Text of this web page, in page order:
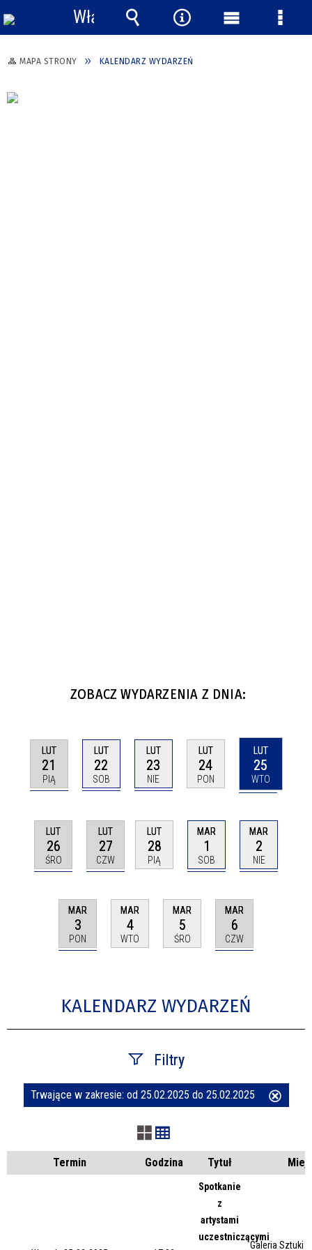
MAPA STRONY KALENDARZ WYDARZEŃ
ZOBACZ WYDARZENIA Z DNIA:
LUT
21
PIĄ
LUT
22
SOB
LUT
23
NIE
LUT
24
PON
LUT
25
WTO
LUT
26
ŚRO
LUT
27
CZW
LUT
28
PIĄ
MAR
1
SOB
MAR
2
NIE
MAR
3
PON
MAR
4
WTO
MAR
5
ŚRO
MAR
6
CZW
KALENDARZ WYDARZEŃ
Filtry
Szukana fraza
Kategoria
Trwające w zakresie: od 25.02.2025 do 25.02.2025
Termin Godzina Tytuł
Spotkanie
z
artystami
uczestniczącymi
Galeria Sztuki
Włącz
powiadomienia
Wyszukiwarka
Narzędzia
Menu Menu